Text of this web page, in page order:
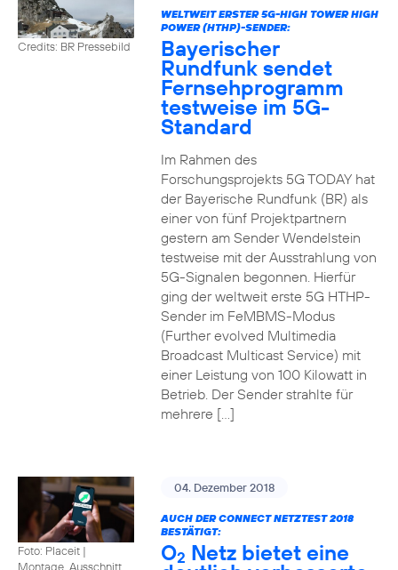
Credits: BR Pressebild
WELTWEIT ERSTER 5G-HIGH TOWER HIGH
POWER (HTHP)-SENDER:
Bayerischer
Rundfunk sendet
Fernsehprogramm
testweise im 5G-
Standard
Im Rahmen des
Forschungsprojekts 5G TODAY hat
der Bayerische Rundfunk (BR) als
einer von fünf Projektpartnern
gestern am Sender Wendelstein
testweise mit der Ausstrahlung von
5G-Signalen begonnen. Hierfür
ging der weltweit erste 5G HTHP-
Sender im FeMBMS-Modus
(Further evolved Multimedia
Broadcast Multicast Service) mit
einer Leistung von 100 Kilowatt in
Betrieb. Der Sender strahlte für
mehrere […]
Foto: Placeit |
Montage, Ausschnitt
04. Dezember 2018
AUCH DER CONNECT NETZTEST 2018
BESTÄTIGT:
O2 Netz bietet eine